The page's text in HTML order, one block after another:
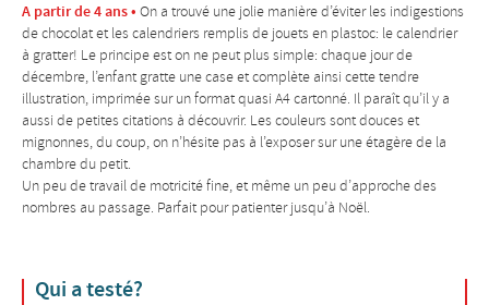
A partir de 4 ans • On a trouvé une jolie manière d’éviter les indigestions
de chocolat et les calendriers remplis de jouets en plastoc: le calendrier
à gratter! Le principe est on ne peut plus simple: chaque jour de
décembre, l’enfant gratte une case et complète ainsi cette tendre
illustration, imprimée sur un format quasi A4 cartonné. Il paraît qu’il y a
aussi de petites citations à découvrir. Les couleurs sont douces et
mignonnes, du coup, on n’hésite pas à l’exposer sur une étagère de la
chambre du petit.
Un peu de travail de motricité fine, et même un peu d’approche des
nombres au passage. Parfait pour patienter jusqu’à Noël.
Qui a testé?